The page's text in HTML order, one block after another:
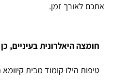
אתכם לאורך זמן.
חומצה היאלרונית בעיניים,
טיפות הילו קומוד מבית